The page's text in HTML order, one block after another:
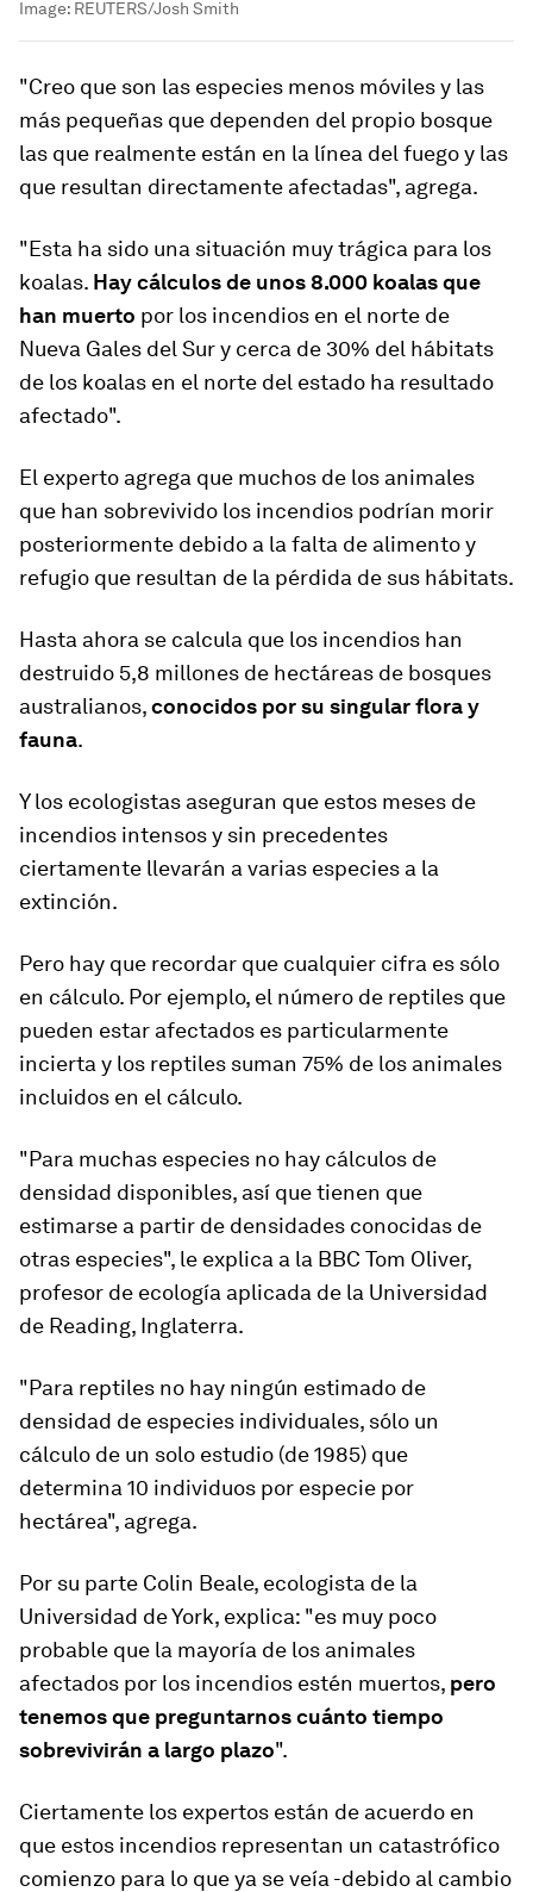
Image: REUTERS/Josh Smith
"Creo que son las especies menos móviles y las
más pequeñas que dependen del propio bosque
las que realmente están en la línea del fuego y las
que resultan directamente afectadas", agrega.
"Esta ha sido una situación muy trágica para los
koalas. Hay cálculos de unos 8.000 koalas que
han muerto por los incendios en el norte de
Nueva Gales del Sur y cerca de 30% del hábitats
de los koalas en el norte del estado ha resultado
afectado".
El experto agrega que muchos de los animales
que han sobrevivido los incendios podrían morir
posteriormente debido a la falta de alimento y
refugio que resultan de la pérdida de sus hábitats.
Hasta ahora se calcula que los incendios han
destruido 5,8 millones de hectáreas de bosques
australianos,conocidos por su singular flora y
fauna.
Y los ecologistas aseguran que estos meses de
incendios intensos y sin precedentes
ciertamente llevarán a varias especies a la
extinción.
Pero hay que recordar que cualquier cifra es sólo
en cálculo. Por ejemplo, el número de reptiles que
pueden estar afectados es particularmente
incierta y los reptiles suman 75% de los animales
incluidos en el cálculo.
"Para muchas especies no hay cálculos de
densidad disponibles, así que tienen que
estimarse a partir de densidades conocidas de
otras especies", le explica a la BBC Tom Oliver,
profesor de ecología aplicada de la Universidad
de Reading, Inglaterra.
"Para reptiles no hay ningún estimado de
densidad de especies individuales, sólo un
cálculo de un solo estudio (de 1985) que
determina 10 individuos por especie por
hectárea", agrega.
Por su parte Colin Beale, ecologista de la
Universidad de York, explica: "es muy poco
probable que la mayoría de los animales
afectados por los incendios estén muertos, pero
tenemos que preguntarnos cuánto tiempo
sobrevivirán a largo plazo".
Ciertamente los expertos están de acuerdo en
que estos incendios representan un catastrófico
comienzo para lo que ya se veía -debido al cambio